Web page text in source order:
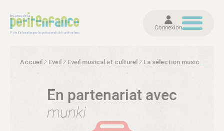
Connexion
Accueil Eveil Eveil musical et culturel La sélection musicale de Munki
En partenariat avec
munki